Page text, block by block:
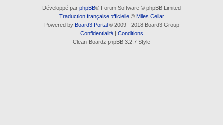
Développé par phpBB® Forum Software © phpBB Limited
Traduction française officielle© Miles Cellar
Powered by Board3 Portal © 2009 - 2018 Board3 Group
Confidentialité| Conditions
Clean-Boardz phpBB 3.2.7 Style